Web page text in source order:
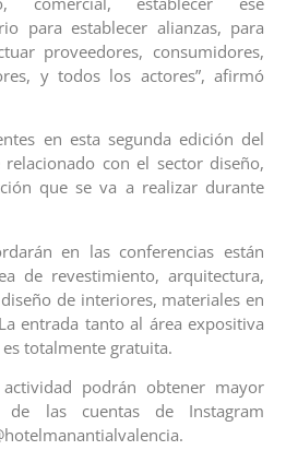
para establecer alianzas, para
proveedores, consumidores,
y todos los actores”, afirmó
en esta segunda edición del
con el sector diseño,
que se va a realizar durante
en las conferencias están
de revestimiento, arquitectura,
de interiores, materiales en
entrada tanto al área expositiva
totalmente gratuita.
podrán obtener mayor
de las cuentas de Instagram